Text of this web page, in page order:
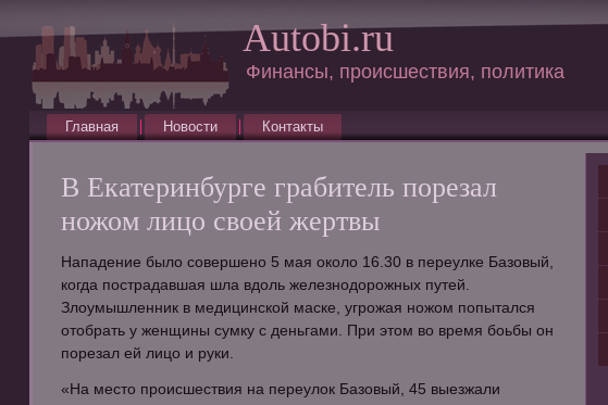
Autobi.ru
Финансы, происшествия, политика
Главная Новости Контакты
В Екатеринбурге грабитель порезал
ножом лицо своей жертвы
Нападение было совершено 5 мая около 16.30 в переулке Базовый,
когда пострадавшая шла вдоль железнодорожных путей.
Злоумышленник в медицинской маске, угрожая ножом попытался
отобрать у женщины сумку с деньгами. При этом во время боьбы он
порезал ей лицо и руки.
«На место происшествия на переулок Базовый, 45 выезжали